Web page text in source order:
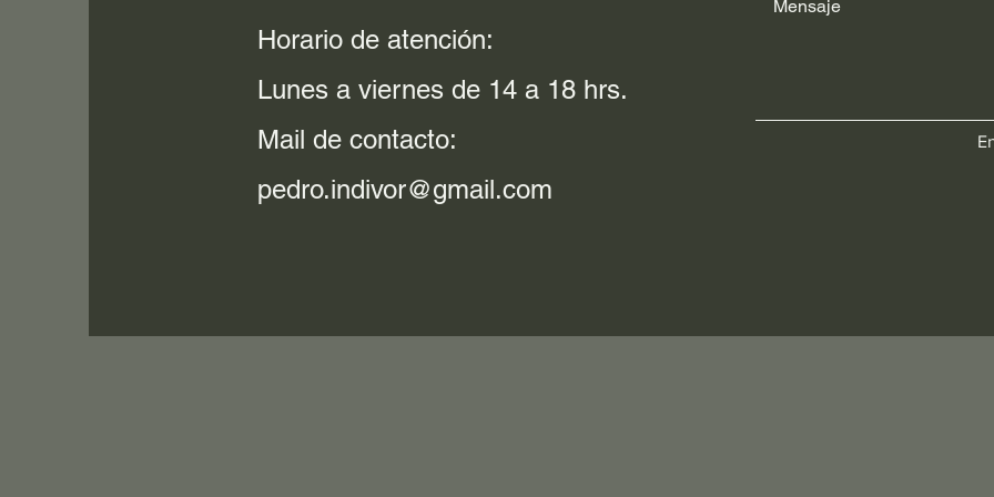
Horario de atención:
Lunes a viernes de 14 a 18 hrs.
Mail de contacto:
pedro.indivor@gmail.com